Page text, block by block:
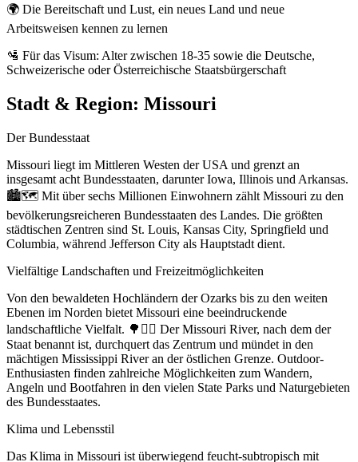
🌍 Die Bereitschaft und Lust, ein neues Land und neue
Arbeitsweisen kennen zu lernen
🛂 Für das Visum: Alter zwischen 18-35 sowie die Deutsche,
Schweizerische oder Österreichische Staatsbürgerschaft
Stadt & Region: Missouri
Der Bundesstaat
Missouri liegt im Mittleren Westen der USA und grenzt an
insgesamt acht Bundesstaaten, darunter Iowa, Illinois und Arkansas.
🏙️🗺️ Mit über sechs Millionen Einwohnern zählt Missouri zu den
bevölkerungsreicheren Bundesstaaten des Landes. Die größten
städtischen Zentren sind St. Louis, Kansas City, Springfield und
Columbia, während Jefferson City als Hauptstadt dient.
Vielfältige Landschaften und Freizeitmöglichkeiten
Von den bewaldeten Hochländern der Ozarks bis zu den weiten
Ebenen im Norden bietet Missouri eine beeindruckende
landschaftliche Vielfalt. 🌳🚣‍♂️ Der Missouri River, nach dem der
Staat benannt ist, durchquert das Zentrum und mündet in den
mächtigen Mississippi River an der östlichen Grenze. Outdoor-
Enthusiasten finden zahlreiche Möglichkeiten zum Wandern,
Angeln und Bootfahren in den vielen State Parks und Naturgebieten
des Bundesstaates.
Klima und Lebensstil
Das Klima in Missouri ist überwiegend feucht-subtropisch mit